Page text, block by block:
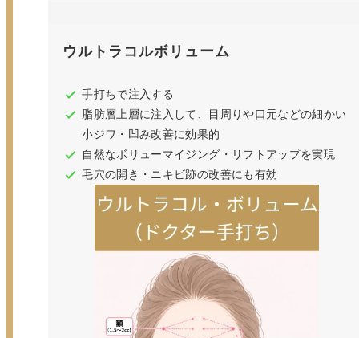
ウルトラコルボリューム
手打ちで注入する
脂肪層上層に注入して、目周りや口元などの細かい
小ジワ・凹み改善に効果的
自然なボリューマイジング・リフトアップを実現
毛穴の開き・ニキビ跡の改善にも有効